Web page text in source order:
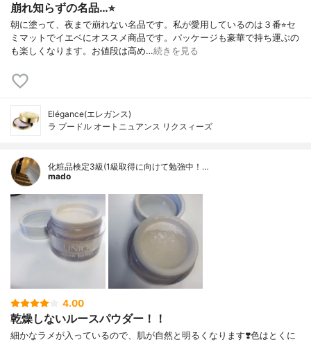
崩れ知らずの名品…⭐︎
朝に塗って、夜まで崩れない名品です。私が愛用しているのは３番⭐︎セ
ミマットでイエベにオススメ商品です。パッケージも豪華で持ち運ぶの
も楽しくなります。お値段は高め…続きを見る
Elégance(エレガンス)
ラ プードル オートニュアンス リクスィーズ
化粧品検定3級(1級取得に向けて勉強中！…
mado
4.00
乾燥しないルースパウダー！！
細かなラメが入っているので、肌が自然と明るくなります❣️色はとくに